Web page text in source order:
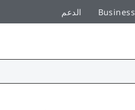
Business الدعم